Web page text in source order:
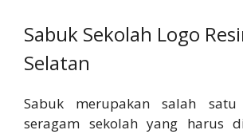
Sabuk Sekolah Logo
Selatan
Sabuk merupakan salah
seragam sekolah yang harus